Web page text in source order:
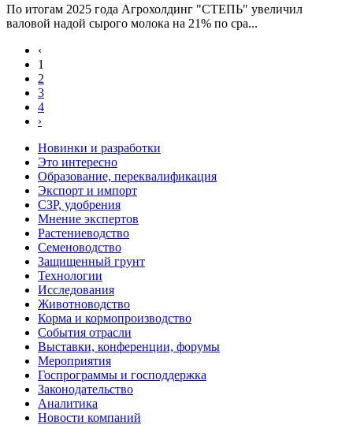
По итогам 2025 года Агрохолдинг "СТЕПЬ" увеличил
валовой надой сырого молока на 21% по сра...
‹
1
2
3
4
›
Новинки и разработки
Это интересно
Образование, переквалификация
Экспорт и импорт
СЗР, удобрения
Мнение экспертов
Растениеводство
Семеноводство
Защищенный грунт
Технологии
Исследования
Животноводство
Корма и кормопроизводство
События отрасли
Выставки, конференции, форумы
Мероприятия
Госпрограммы и господдержка
Законодательство
Аналитика
Новости компаний